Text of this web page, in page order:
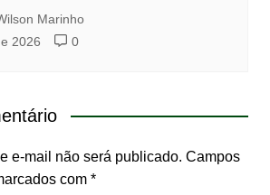
Marinho
2026
0
e-mail não será publicado. Campos
com *